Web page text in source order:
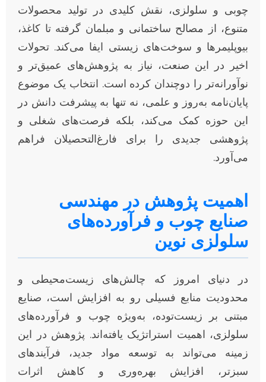
چوبی و سلولزی، نقش کلیدی در تولید محصولات
متنوع، از مصالح ساختمانی و مبلمان گرفته تا کاغذ،
بیوپلیمرها و سوخت‌های زیستی ایفا می‌کند. تحولات
اخیر در این صنعت، نیاز به پژوهش‌های عمیق‌تر و
نوآورانه‌تر را دوچندان کرده است. انتخاب یک موضوع
پایان‌نامه به‌روز و علمی، نه تنها به پیشرفت دانش در
این حوزه کمک می‌کند، بلکه فرصت‌های شغلی و
پژوهشی جدیدی را برای فارغ‌التحصیلان فراهم
می‌آورد.
اهمیت پژوهش در مهندسی
صنایع چوب و فرآورده‌های
سلولزی نوین
در دنیای امروز که چالش‌های زیست‌محیطی و
محدودیت منابع فسیلی رو به افزایش است، صنایع
مبتنی بر زیست‌توده، به‌ویژه چوب و فرآورده‌های
سلولزی، اهمیت استراتژیک یافته‌اند. پژوهش در این
زمینه می‌تواند به توسعه مواد جدید، فرآیندهای
سبزتر، افزایش بهره‌وری و کاهش اثرات